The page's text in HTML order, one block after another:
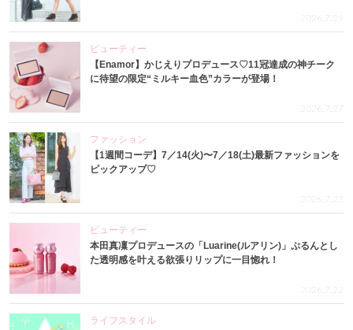
2026.7.29
ビューティー
【Enamor】かじえりプロデュース♡11冠達成の神チーク
に待望の限定“ミルキー血色”カラーが登場！
2026.7.27
ファッション
【1週間コーデ】7／14(火)〜7／18(土)最新ファッションを
ピックアップ♡
2026.7.23
ビューティー
本田真凜プロデュースの「Luarine(ルアリン)」ぷるんとし
た透明感を叶える欲張りリップに一目惚れ！
2026.7.22
ライフスタイル